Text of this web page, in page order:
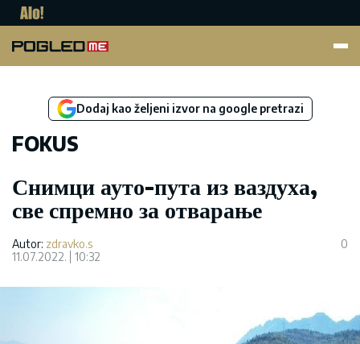
Dodaj kao željeni izvor na google pretrazi
FOKUS
Снимци ауто-пута из ваздуха,
све спремно за отварање
Autor: zdravko.s
11.07.2022.
10:32
0